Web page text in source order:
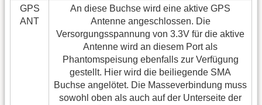
GPS
ANT
An diese Buchse wird eine aktive GPS
Antenne angeschlossen. Die
Versorgungsspannung von 3.3V für die aktive
Antenne wird an diesem Port als
Phantomspeisung ebenfalls zur Verfügung
gestellt. Hier wird die beiliegende SMA
Buchse angelötet. Die Masseverbindung muss
sowohl oben als auch auf der Unterseite der